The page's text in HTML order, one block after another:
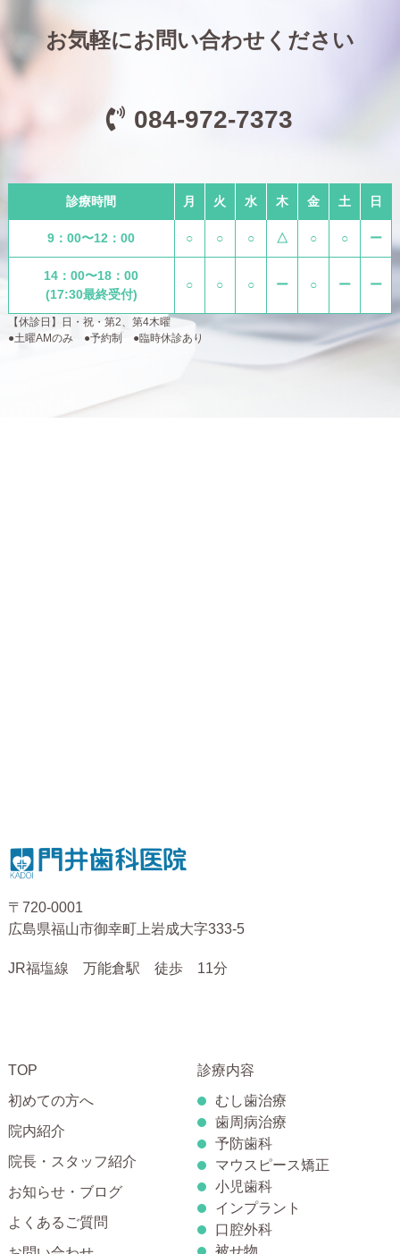
お気軽にお問い合わせください
084-972-7373
診療時間 月 火 水 木 金 土 日
9：00〜12：00 ○ ○ ○ △ ○ ○ ー
14：00〜18：00
(17:30最終受付)
○ ○ ○ ー ○ ー ー
【休診日】日・祝・第2、第4木曜
●土曜AMのみ ●予約制 ●臨時休診あり
〒720-0001
広島県福山市御幸町上岩成大字333-5
JR福塩線 万能倉駅 徒歩 11分
TOP
初めての方へ
院内紹介
院長・スタッフ紹介
お知らせ・ブログ
よくあるご質問
診療内容
むし歯治療
歯周病治療
予防歯科
マウスピース矯正
小児歯科
インプラント
口腔外科